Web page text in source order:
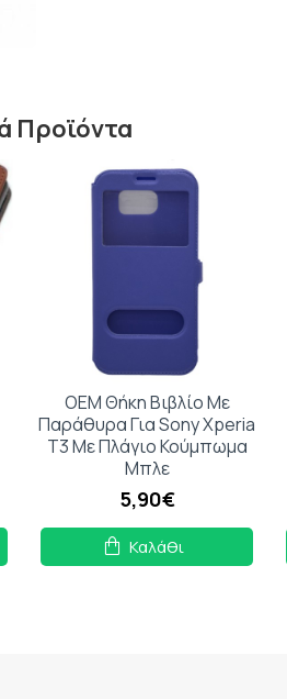
Προϊόντα
OEM Θήκη Βιβλίο Με
Παράθυρα Για Sony Xperia
T3 Με Πλάγιο Κούμπωμα
Μπλε
5,90€
Καλάθι